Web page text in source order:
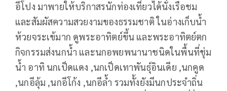
อีโปง มาพายให้บริกาสรนักท่องเที่ยวได้นั่งเรือชม
และสัมผัสความสวยงามของธรรมชาติ ในอ่างเก็บน้ำ
ห้วยจระเข้มาก ดูพระอาทิตย์ขึ้น และพระอาทิตย์ตก
กิจกรรมส่งนกน้ำ และนกอพยพนานาชนิดในพื้นที่ชุ่ม
น้ำ อาทิ นกเป็ดแดง ,นกเป็ดเทาพันธุ์อินเดีย ,นกคูด
,นกอีลุ้ม ,นกอีโก้ง ,นกอีล้ำ รวมทั้งยังมีนกประจำถิ่น